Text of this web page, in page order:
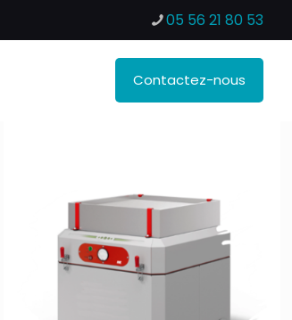
05 56 21 80 53
Contactez-nous